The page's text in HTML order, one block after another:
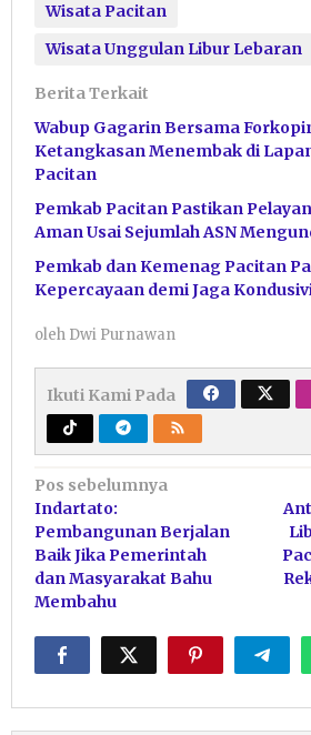
Wisata Pacitan
Wisata Unggulan Libur Lebaran
Berita Terkait
Wabup Gagarin Bersama
Ketangkasan Menembak di
Pacitan
Pemkab Pacitan Pastikan
Aman Usai Sejumlah ASN
Pemkab dan Kemenag Pacitan
Kepercayaan demi Jaga
oleh Dwi Purnawan
Ikuti Kami Pada
Navigasi
pos
Pos sebelumnya
Indartato:
Pembangunan Berjalan
Baik Jika Pemerintah
dan Masyarakat Bahu
Membahu